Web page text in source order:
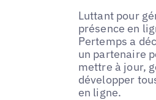
Luttant pour
présence en
Pertemps a
un partenaire
mettre à jour,
développer
en ligne.